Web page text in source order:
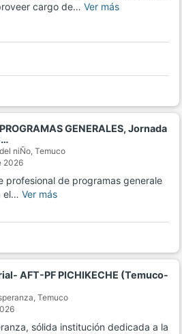
cargo de… Ver más
GENERALES, Jornada
niÑo, Temuco
2026
profesional de programas generale
el… Ver más
AFT-PF PICHIKECHE (Temuco-
Temuco
sólida institución dedicada a la